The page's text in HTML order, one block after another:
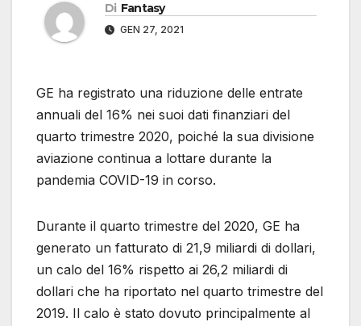
Di Fantasy
GEN 27, 2021
GE ha registrato una riduzione delle entrate
annuali del 16% nei suoi dati finanziari del
quarto trimestre 2020, poiché la sua divisione
aviazione continua a lottare durante la
pandemia COVID-19 in corso.
Durante il quarto trimestre del 2020, GE ha
generato un fatturato di 21,9 miliardi di dollari,
un calo del 16% rispetto ai 26,2 miliardi di
dollari che ha riportato nel quarto trimestre del
2019. Il calo è stato dovuto principalmente al